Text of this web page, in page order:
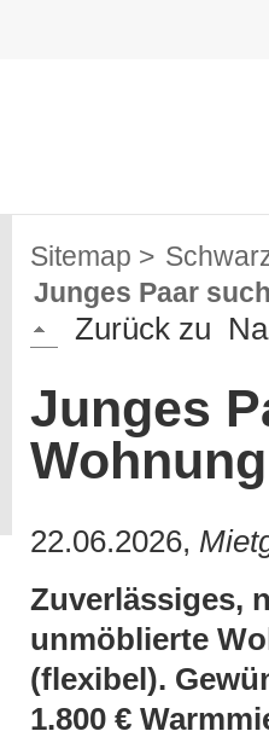
Sitemap >
Junges Paar
Zurück zu
Junges
22.06.2026,
Zuverlässiges,
unmöblierte
(flexibel).
1.800 €